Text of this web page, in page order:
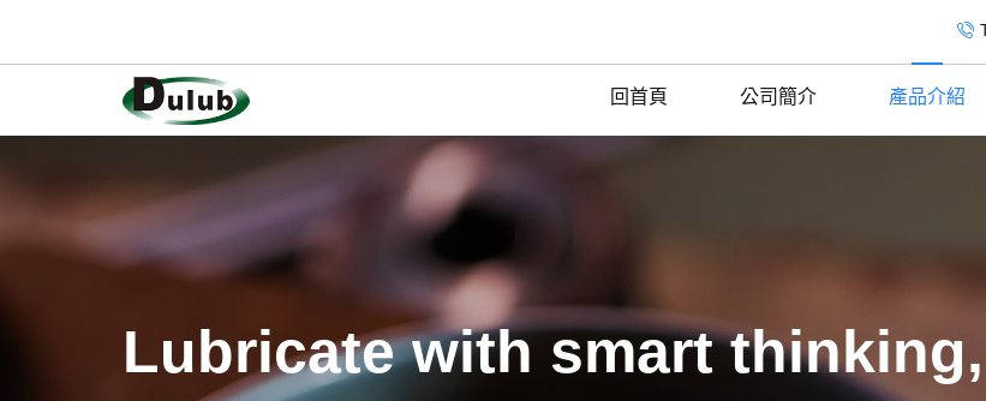
回首頁 公司簡介 產品介紹
Lubricate with smart thinking,